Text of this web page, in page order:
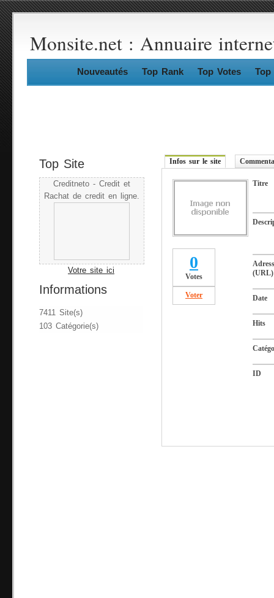
Monsite.net : Annuaire
Nouveautés Top Rank Top Votes Top
Top Site
Creditneto - Credit et
Rachat de credit en ligne.
Votre site ici
Informations
7411 Site(s)
103 Catégorie(s)
Infos sur le site
0
Votes
Voter
Titre
Date
Hits
ID